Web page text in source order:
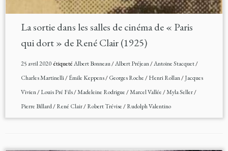
La sortie dans les salles de cinéma de « Paris
qui dort » de René Clair (1925)
25 avril 2020étiquetéAlbert Bonneau/Albert Préjean/Antoine Stacquet/
Charles Martinelli/Émile Keppens/Georges Roche/Henri Rollan/Jacques
Vivien/Louis Pré Fils/Madeleine Rodrigue/Marcel Vallée/Myla Seller/
Pierre Billard/René Clair/Robert Trévise/Rudolph Valentino